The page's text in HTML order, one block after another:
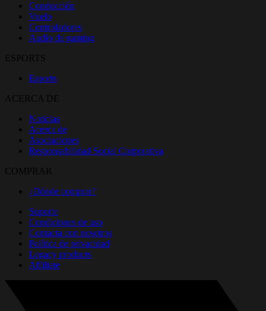
Conducción
Vuelo
Controladores
Audio de gaming
ESPORTS
Esports
ACERCA DE
Noticias
Acerca de
Asociaciones
Responsabilidad Social Corporativa
COMPRAR
¿Dónde comprar?
Soporte
Condiciones de uso
Contacta con nosotros
Política de privacidad
Legacy products
Affiliate